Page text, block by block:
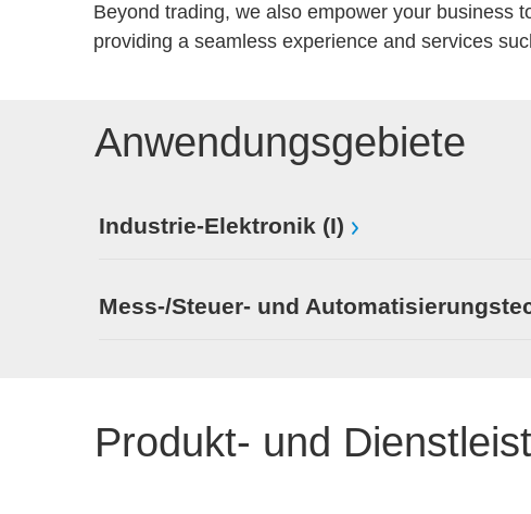
Beyond trading, we also empower your business
providing a seamless experience and services
Anwendungsgebiete
Industrie-Elektronik (I)
Mess-/Steuer- und
Produkt- und